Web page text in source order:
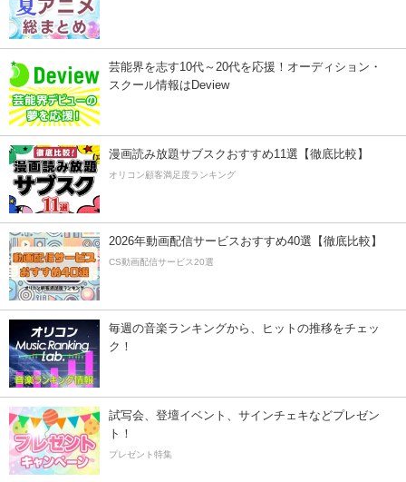
芸能界を志す10代～20代を応援！オーディション・
スクール情報はDeview
漫画読み放題サブスクおすすめ11選【徹底比較】
オリコン顧客満足度ランキング
2026年動画配信サービスおすすめ40選【徹底比較】
CS動画配信サービス20選
毎週の音楽ランキングから、ヒットの推移をチェッ
ク！
試写会、登壇イベント、サインチェキなどプレゼン
ト！
プレゼント特集